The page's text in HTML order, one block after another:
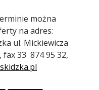
można
na adres:
ul. Mickiewicza
fax 33 874 95 32,